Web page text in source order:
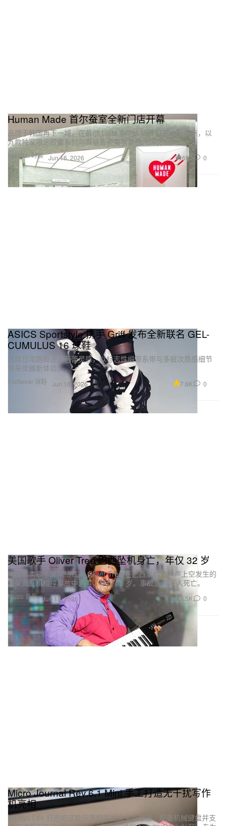
Fashion 时装
Human Made 首尔蚕室全新门店开幕
品牌于韩国再下一城，在首尔 Lotte World Mall 打造全新据点，以
九款独家限定胶囊系列与高丽青瓷美学灵感内饰亮相。
Jun 16, 2026 693 0
Footwear 球鞋
ASICS Sportstyle 携手 Griff 发布全新联名 GEL-
CUMULUS 16 球鞋
这款日常跑鞋注入芭蕾灵感，以标志性缎带系带与多层次质感细节
带来优雅新体验。
Jun 16, 2026 7.6K 0
Music 音乐
美国歌手 Oliver Tree 巴西坠机身亡，年仅 32 岁
美国另类歌手兼网络红人 Oliver Tree 在巴西里约热内卢上空发生的
两架直升机相撞事故中遇难，年仅 32 岁。事故造成 6 人死亡。
Jun 15, 2026 1.5K 0
Micro Journal Rev.6.1 Mini 手工打造无干扰写作
机亮相
Un Kyu Lee 打造的这款开源翻盖式文字处理器，配备机械键盘并支